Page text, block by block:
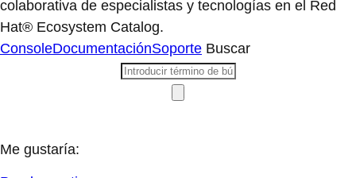
colaborativa de especialistas y tecnologías en el Red
Hat® Ecosystem Catalog.
ConsoleDocumentaciónSoporte Buscar
Me gustaría: